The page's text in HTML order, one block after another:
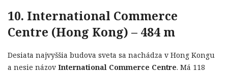
10. International Commerce
Centre (Hong Kong) – 484 m
Desiata najvyššia budova sveta sa nachádza v Hong Kongu
a nesie názov International Commerce Centre. Má 118